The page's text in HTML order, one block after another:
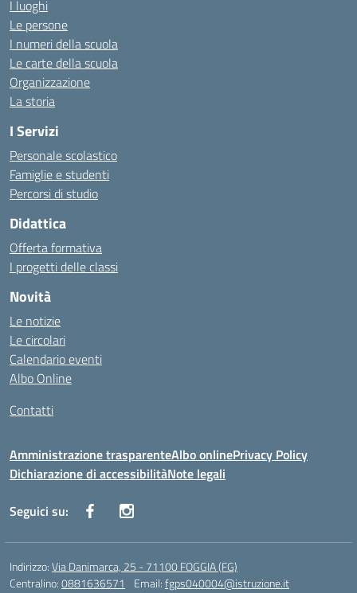
I luoghi
Le persone
I numeri della scuola
Le carte della scuola
Organizzazione
La storia
I Servizi
Personale scolastico
Famiglie e studenti
Percorsi di studio
Didattica
Offerta formativa
I progetti delle classi
Novità
Le notizie
Le circolari
Calendario eventi
Albo Online
Contatti
Amministrazione trasparenteAlbo onlinePrivacy Policy
Dichiarazione di accessibilitàNote legali
Seguici su:
Indirizzo:Via Danimarca, 25 - 71100 FOGGIA (FG)
Centralino:0881636571 Email:fgps040004@istruzione.it